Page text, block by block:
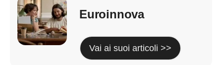
Euroinnova
Vai ai suoi articoli >>